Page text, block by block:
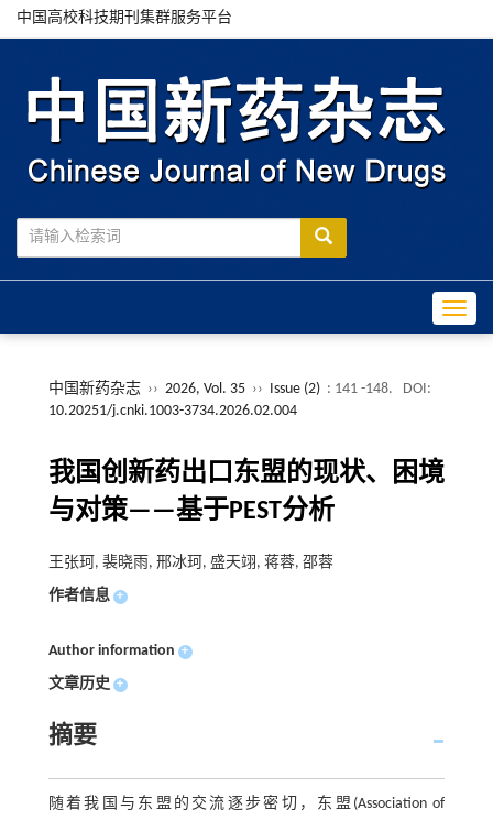
中国高校科技期刊集群服务平台
中国新药杂志 ›› 2026, Vol. 35 ›› Issue (2) : 141 -148.
DOI:
10.20251/j.cnki.1003-3734.2026.02.004
我国创新药出口东盟的现状、困境
与对策——基于PEST分析
王张珂, 裴晓雨, 邢冰珂, 盛天翊, 蒋蓉, 邵蓉
作者信息 +
Author information +
文章历史 +
摘要
随着我国与东盟的交流逐步密切，东盟(Association of